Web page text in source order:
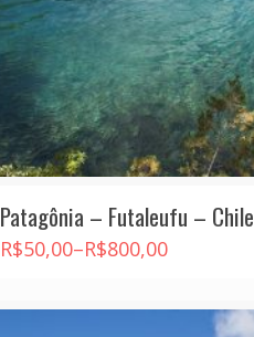
Patagônia – Futaleufu – Chile
R$50,00–R$800,00